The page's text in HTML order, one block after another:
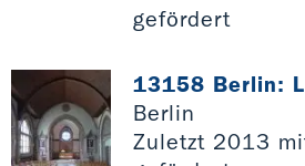
gefördert
13158 Berlin:
Berlin
Zuletzt 2013